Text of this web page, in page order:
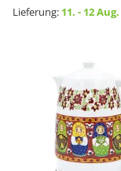
Lieferung: 11. - 12 Aug.